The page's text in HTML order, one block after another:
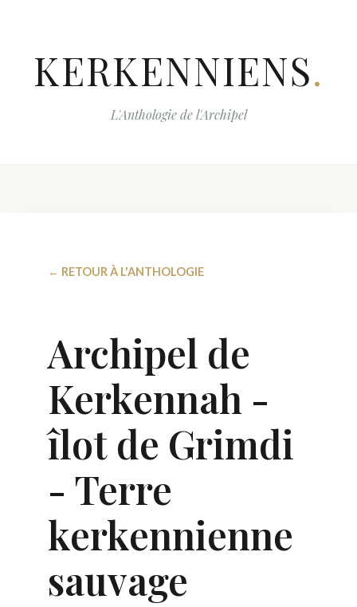
KERKENNIENS.
L'Anthologie de l'Archipel
← RETOUR À L'ANTHOLOGIE
Archipel de
Kerkennah -
îlot de Grimdi
- Terre
kerkennienne
sauvage